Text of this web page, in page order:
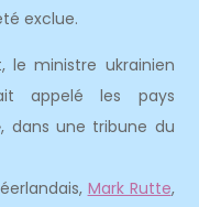
exclue.
le ministre ukrainien
appelé les pays
dans une tribune du
Mark Rutte,